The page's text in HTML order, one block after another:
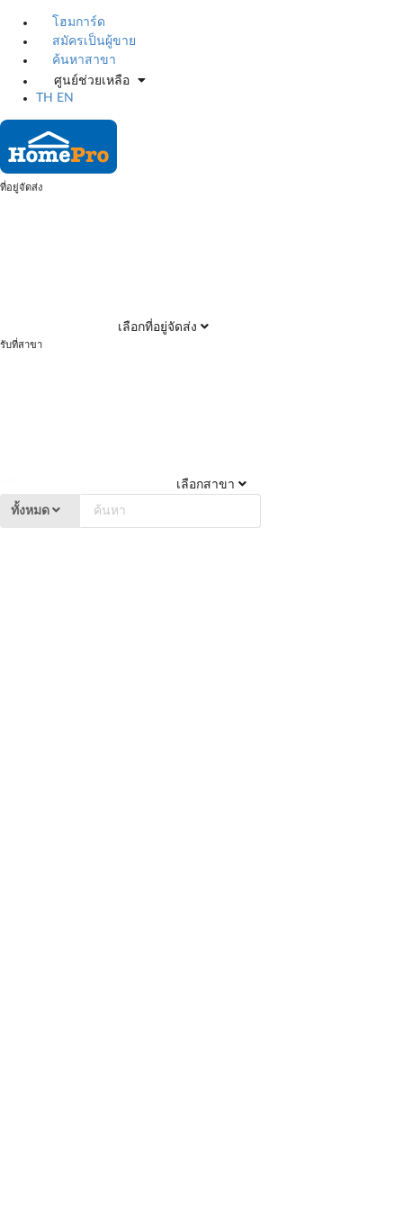
โฮมการ์ด
สมัครเป็นผู้ขาย
ค้นหาสาขา
ศูนย์ช่วยเหลือ
TH
EN
ที่อยู่จัดส่ง
เลือกที่อยู่จัดส่ง
รับที่สาขา
เลือกสาขา
ทั้งหมด